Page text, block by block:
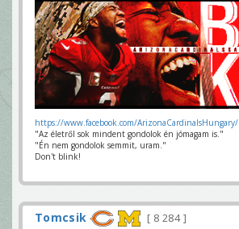
https://www.facebook.com/ArizonaCardinalsHungary/
"Az életről sok mindent gondolok én jómagam is."
"Én nem gondolok semmit, uram."
Don't blink!
Tomcsik 8 284